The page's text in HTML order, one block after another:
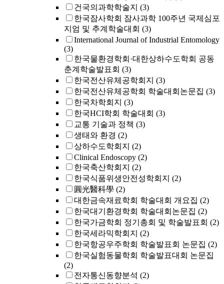
건국의과학학술지 (3)
한국잠사학회 잠사과학 100주년 국제심포
지엄 및 추계학술대회 (3)
International Journal of Industrial Entomology
(3)
한국물환경학회·대한상하수도학회 공동
춘계학술발표회 (3)
한국전산유체공학회지 (3)
한국전산유체공학회 학술대회논문집 (3)
한국차학회지 (3)
한국HCI학회 학술대회 (3)
교통 기술과 정책 (3)
생태와 환경 (2)
상하수도학회지 (2)
Clinical Endoscopy (2)
한국축산학회지 (2)
한국식품위생안전성학회지 (2)
圓光醫科學 (2)
대한금속재료학회 학술대회 개요집 (2)
한국대기환경학회 학술대회논문집 (2)
한국가금학회 정기총회 및 학술발표회 (2)
한국세라믹학회지 (2)
한국항공우주학회 학술발표회 논문집 (2)
한국실험동물학회 학술발표대회 논문집
(2)
전자통신동향분석 (2)